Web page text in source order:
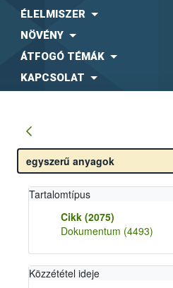
ÉLELMISZER
NÖVÉNY
ÁTFOGÓ TÉMÁK
KAPCSOLAT
Tartalomtípus
Cikk (2075)
Dokumentum (4493)
Közzététel ideje